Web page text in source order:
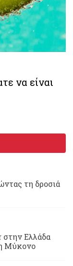
να είναι
τη δροσιά
Ελλάδα
Μύκονο